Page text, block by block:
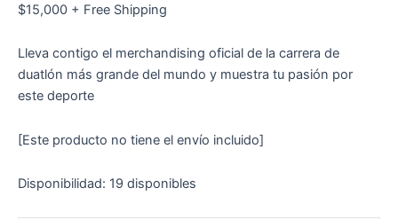
$15,000 + Free Shipping
Lleva contigo el merchandising oficial de la carrera de
duatlón más grande del mundo y muestra tu pasión por
este deporte
[Este producto no tiene el envío incluido]
Disponibilidad: 19 disponibles